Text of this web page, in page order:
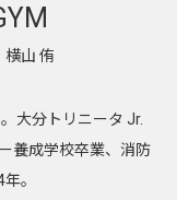
｜横山 侑
大分トリニータ Jr.
養成学校卒業、消防
。